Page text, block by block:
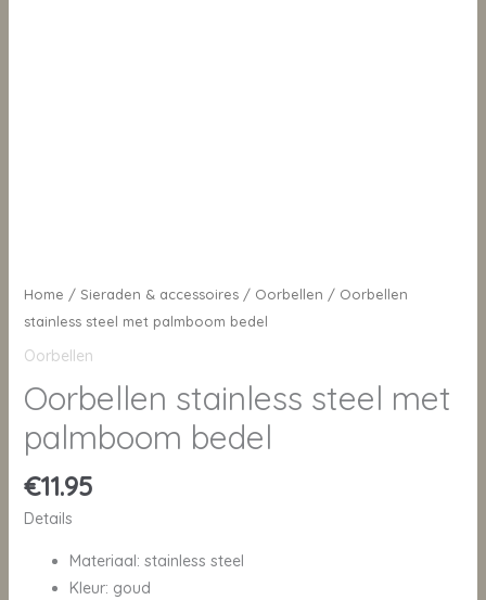
Home / Sieraden & accessoires/ Oorbellen / Oorbellen
stainless steel met palmboom bedel
Oorbellen
Oorbellen stainless steel met
palmboom bedel
€11.95
Details
Materiaal: stainless steel
Kleur: goud